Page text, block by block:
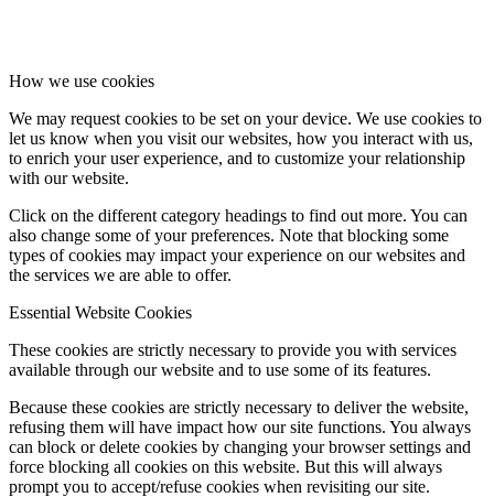
How we use cookies
We may request cookies to be set on your device. We use cookies to
let us know when you visit our websites, how you interact with us,
to enrich your user experience, and to customize your relationship
with our website.
Click on the different category headings to find out more. You can
also change some of your preferences. Note that blocking some
types of cookies may impact your experience on our websites and
the services we are able to offer.
Essential Website Cookies
These cookies are strictly necessary to provide you with services
available through our website and to use some of its features.
Because these cookies are strictly necessary to deliver the website,
refusing them will have impact how our site functions. You always
can block or delete cookies by changing your browser settings and
force blocking all cookies on this website. But this will always
prompt you to accept/refuse cookies when revisiting our site.